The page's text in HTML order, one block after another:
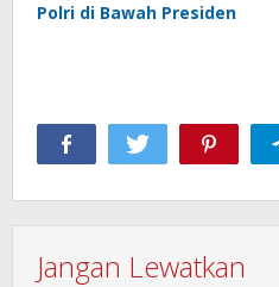
Polri di Bawah Presiden
Jangan Lewatkan